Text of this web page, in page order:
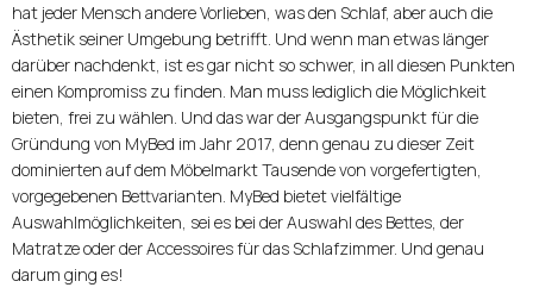
Anmelden
Passwort vergessen?
Oder anmelden mit:
Facebook Google
hat jeder Mensch andere Vorlieben, was den Schlaf, aber auch die
Ästhetik seiner Umgebung betrifft. Und wenn man etwas länger
darüber nachdenkt, ist es gar nicht so schwer, in all diesen Punkten
einen Kompromiss zu finden. Man muss lediglich die Möglichkeit
bieten, frei zu wählen. Und das war der Ausgangspunkt für die
Gründung von MyBed im Jahr 2017, denn genau zu dieser Zeit
dominierten auf dem Möbelmarkt Tausende von vorgefertigten,
vorgegebenen Bettvarianten. MyBed bietet vielfältige
Auswahlmöglichkeiten, sei es bei der Auswahl des Bettes, der
Matratze oder der Accessoires für das Schlafzimmer. Und genau
darum ging es!